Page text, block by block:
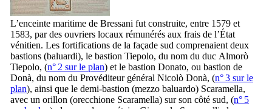
L’enceinte maritime de Bressani fut construite, entre 1579 et
1583, par des ouvriers locaux rémunérés aux frais de l’État
vénitien. Les fortifications de la façade sud comprenaient deux
bastions (baluardi), le bastion Tiepolo, du nom du duc Almorò
Tiepolo, (n° 2 sur le plan) et le bastion Donato, ou bastion de
Donà, du nom du Provéditeur général Nicolò Donà, (n° 3 sur le
plan), ainsi que le demi-bastion (mezzo baluardo) Scaramella,
avec un orillon (orecchione Scaramella) sur son côté sud, (n° 5